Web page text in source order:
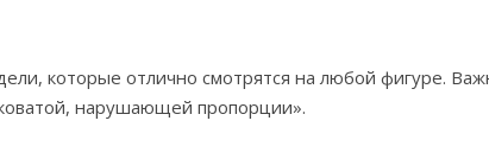
которые отлично смотрятся на любой фигуре.
нарушающей пропорции».